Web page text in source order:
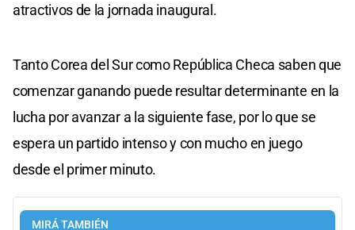
atractivos de la jornada inaugural.
Tanto Corea del Sur como República Checa saben que
comenzar ganando puede resultar determinante en la
lucha por avanzar a la siguiente fase, por lo que se
espera un partido intenso y con mucho en juego
desde el primer minuto.
MIRÁ TAMBIÉN